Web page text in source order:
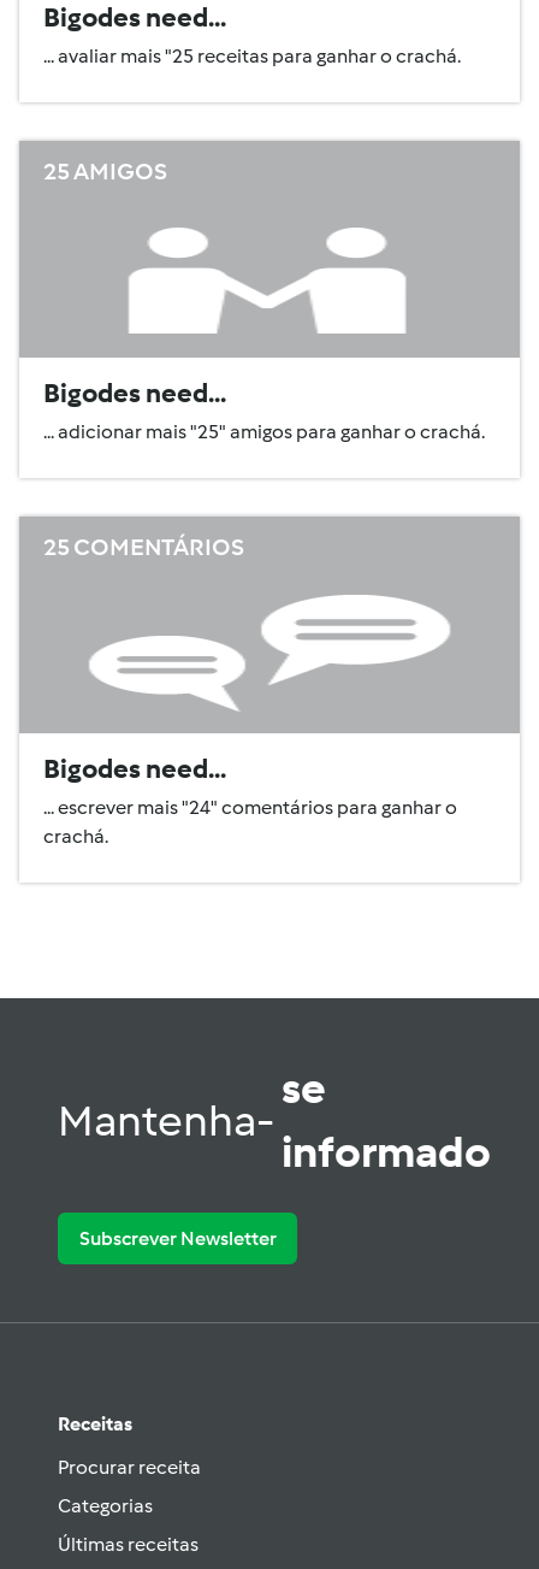
Bigodes need...
... avaliar mais "25 receitas para ganhar o crachá.
25 AMIGOS
Bigodes need...
... adicionar mais "25" amigos para ganhar o crachá.
25 COMENTÁRIOS
Bigodes need...
... escrever mais "24" comentários para ganhar o
crachá.
Mantenha-
se
informado
Subscrever Newsletter
Receitas
Procurar receita
Categorias
Últimas receitas